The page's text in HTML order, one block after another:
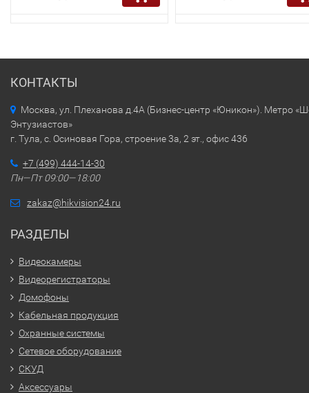
КОНТАКТЫ
Москва, ул. Плеханова д.4А (Бизнес-центр «Юникон»). Метро
Энтузиастов»
г. Тула, с. Осиновая Гора, строение 3а, 2 эт., офис 436
+7 (499) 444-14-30
Пн—Пт 09:00—18:00
zakaz@hikvision24.ru
РАЗДЕЛЫ
Видеокамеры
Видеорегистраторы
Домофоны
Кабельная продукция
Охранные системы
Сетевое оборудование
СКУД
Аксессуары